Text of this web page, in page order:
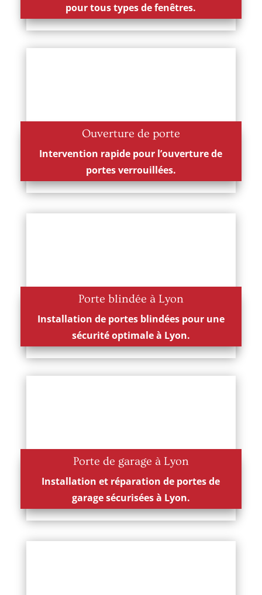
pour tous types de fenêtres.
Ouverture de porte
Intervention rapide pour l’ouverture de
portes verrouillées.
Porte blindée à Lyon
Installation de portes blindées pour une
sécurité optimale à Lyon.
Porte de garage à Lyon
Installation et réparation de portes de
garage sécurisées à Lyon.